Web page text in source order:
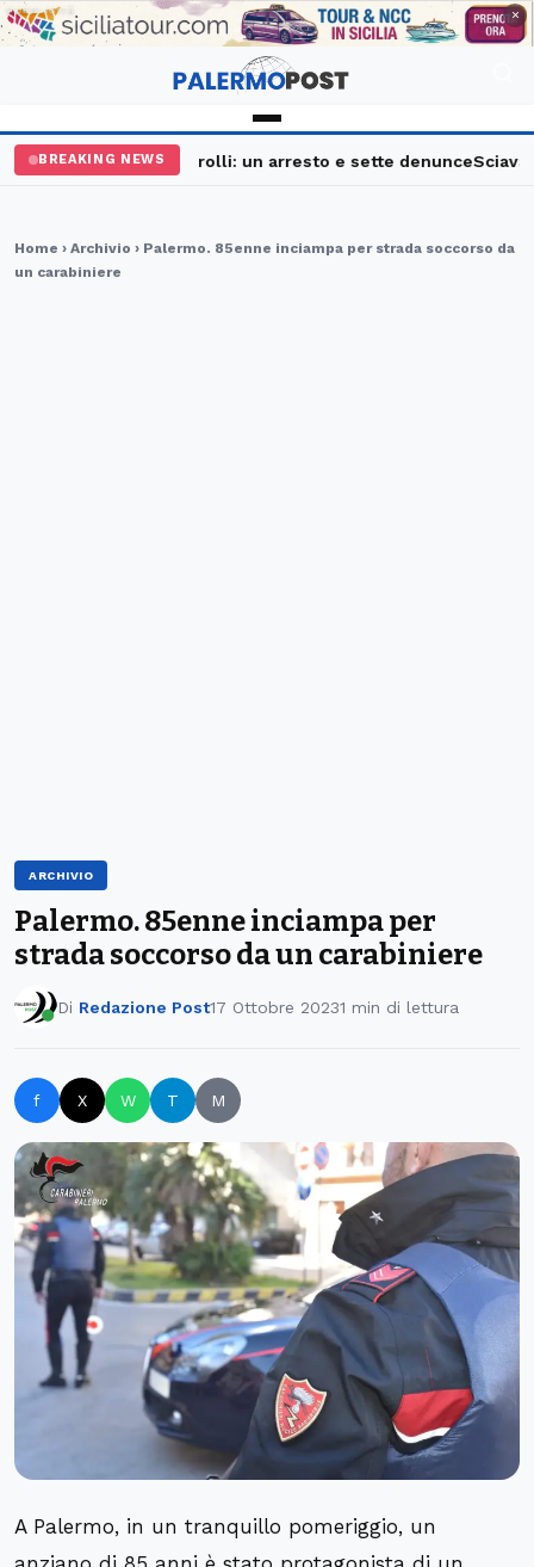
PUBBLICITÀ ×
BREAKING NEWS
Palermo, maxi controlli: un arresto e sette denunceSciavata
Home › Archivio › Palermo. 85enne inciampa per strada soccorso da
un carabiniere
ARCHIVIO
Palermo. 85enne inciampa per
strada soccorso da un carabiniere
Di Redazione Post17 Ottobre 20231 min di lettura
f X W T M
A Palermo, in un tranquillo pomeriggio, un